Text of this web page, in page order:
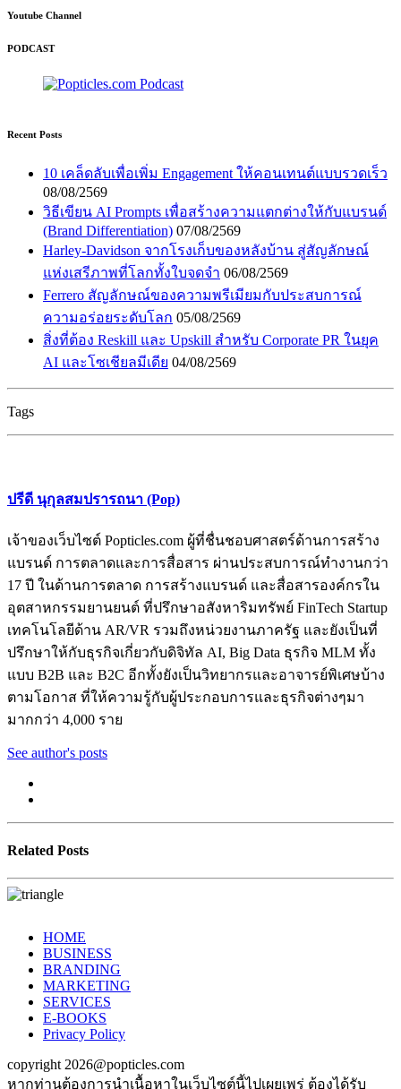
Youtube Channel
PODCAST
Recent Posts
10 เคล็ดลับเพื่อเพิ่ม Engagement ให้คอนเทนต์แบบรวดเร็ว
08/08/2569
วิธีเขียน AI Prompts เพื่อสร้างความแตกต่างให้กับแบรนด์
(Brand Differentiation) 07/08/2569
Harley-Davidson จากโรงเก็บของหลังบ้าน สู่สัญลักษณ์
แห่งเสรีภาพที่โลกทั้งใบจดจำ 06/08/2569
Ferrero สัญลักษณ์ของความพรีเมียมกับประสบการณ์
ความอร่อยระดับโลก 05/08/2569
สิ่งที่ต้อง Reskill และ Upskill สำหรับ Corporate PR ในยุค
AI และโซเชียลมีเดีย 04/08/2569
Tags
ปรีดี นุกุลสมปรารถนา (Pop)
เจ้าของเว็บไซต์ Popticles.com ผู้ที่ชื่นชอบศาสตร์ด้านการสร้าง
แบรนด์ การตลาดและการสื่อสาร ผ่านประสบการณ์ทำงานกว่า
17 ปี ในด้านการตลาด การสร้างแบรนด์ และสื่อสารองค์กรใน
อุตสาหกรรมยานยนต์ ที่ปรึกษาอสังหาริมทรัพย์ FinTech Startup
เทคโนโลยีด้าน AR/VR รวมถึงหน่วยงานภาครัฐ และยังเป็นที่
ปรึกษาให้กับธุรกิจเกี่ยวกับดิจิทัล AI, Big Data ธุรกิจ MLM ทั้ง
แบบ B2B และ B2C อีกทั้งยังเป็นวิทยากรและอาจารย์พิเศษบ้าง
ตามโอกาส ที่ให้ความรู้กับผู้ประกอบการและธุรกิจต่างๆมา
มากกว่า 4,000 ราย
See author's posts
Related Posts
HOME
BUSINESS
BRANDING
MARKETING
SERVICES
E-BOOKS
Privacy Policy
copyright 2026@popticles.com
หากท่านต้องการนำเนื้อหาในเว็บไซต์นี้ไปเผยเพร่ ต้องได้รับ